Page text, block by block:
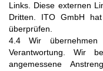
Links. Diese externen
Dritten. ITO GmbH
überprüfen.
4.4 Wir
Verantwortung. Wir
angemessene